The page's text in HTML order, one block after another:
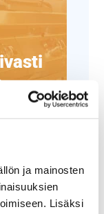
ja mainosten
Lisäksi